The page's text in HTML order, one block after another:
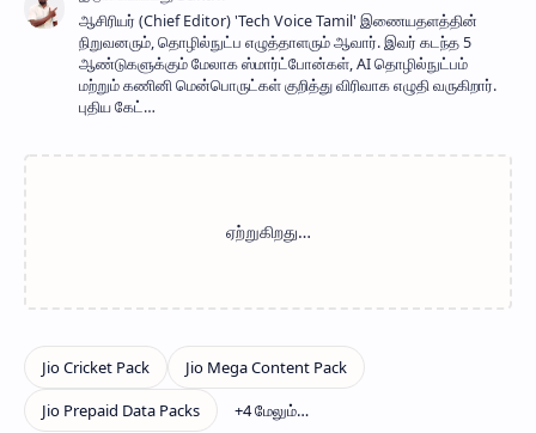
ஆசிரியர் (Chief Editor) ​'Tech Voice Tamil' இணையதளத்தின்
நிறுவனரும், தொழில்நுட்ப எழுத்தாளரும் ஆவார். இவர் கடந்த 5
ஆண்டுகளுக்கும் மேலாக ஸ்மார்ட்போன்கள், AI தொழில்நுட்பம்
மற்றும் கணினி மென்பொருட்கள் குறித்து விரிவாக எழுதி வருகிறார்.
புதிய கேட்…